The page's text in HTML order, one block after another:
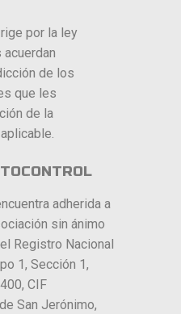
por la ley
de los
que les
de la
adherida a
sin ánimo
Registro Nacional
1, Sección 1,
CIF
San Jerónimo,